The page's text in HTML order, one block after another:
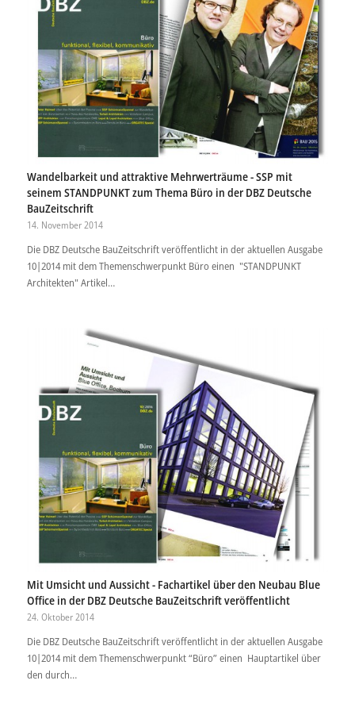
Wandelbarkeit und attraktive Mehrwerträume - SSP mit
seinem STANDPUNKT zum Thema Büro in der DBZ Deutsche
BauZeitschrift
14. November 2014
Die DBZ Deutsche BauZeitschrift veröffentlicht in der aktuellen Ausgabe
10|2014 mit dem Themenschwerpunkt Büro einen "STANDPUNKT
Architekten" Artikel…
Mit Umsicht und Aussicht - Fachartikel über den Neubau Blue
Office in der DBZ Deutsche BauZeitschrift veröffentlicht
24. Oktober 2014
Die DBZ Deutsche BauZeitschrift veröffentlicht in der aktuellen Ausgabe
10|2014 mit dem Themenschwerpunkt “Büro” einen Hauptartikel über
den durch…